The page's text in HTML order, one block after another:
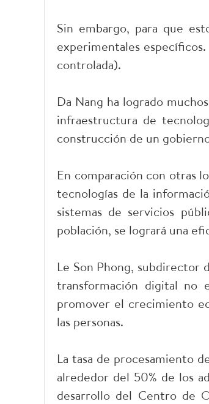
Sin embargo, para que
experimentales
controlada).
Da Nang ha logrado
infraestructura de
construcción de un
En comparación con otras
tecnologías de la
sistemas de servicios
población, se logrará una
Le Son Phong, subdirector
transformación digital no
promover el crecimiento
las personas.
La tasa de procesamiento
alrededor del 50% de los
desarrollo del Centro de